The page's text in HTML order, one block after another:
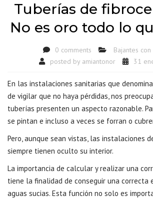
Tuberías de
No es oro todo lo
0 comments
Bajantes
posted by amiantonor 31
En las instalaciones sanitarias que
de vigilar que no haya pérdidas, nos
tuberías presenten un aspecto razonable.
se pintan e incluso a veces se forran o
Pero, aunque sean vistas, las instalaciones
siempre tienen oculto su interior.
La importancia de calcular y realizar una
tiene la finalidad de conseguir una correcta
aguas sucias. Esta función no solo es